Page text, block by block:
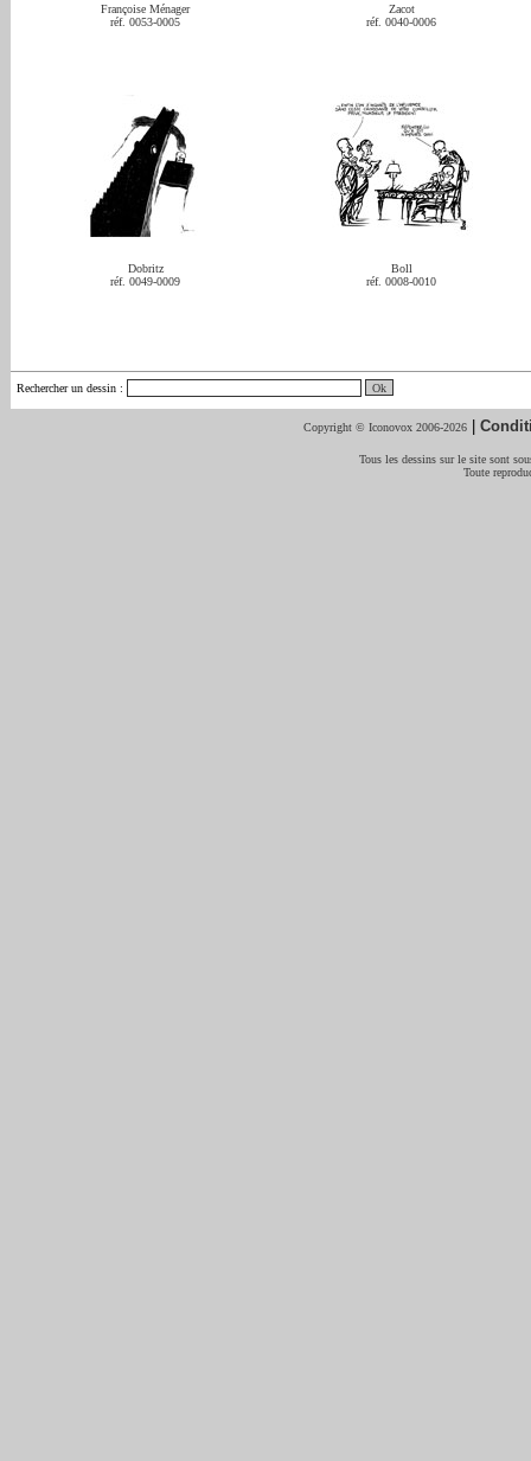
Françoise Ménager
réf. 0053-0005
Zacot
réf. 0040-0006
Dobritz
réf. 0049-0009
Boll
réf. 0008-0010
Rechercher un dessin :
Copyright © Iconovox 2006-2026 |
Tous les dessins sur le site sont
Toute